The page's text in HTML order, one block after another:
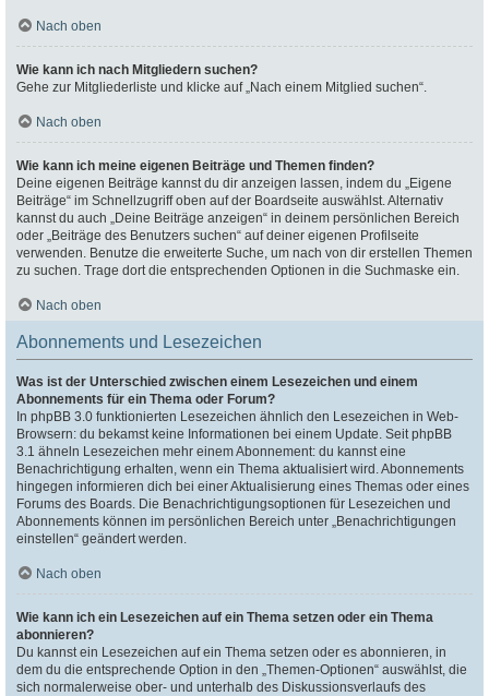
Nach oben
Wie kann ich nach Mitgliedern suchen?
Gehe zur Mitgliederliste und klicke auf „Nach einem Mitglied suchen“.
Nach oben
Wie kann ich meine eigenen Beiträge und Themen finden?
Deine eigenen Beiträge kannst du dir anzeigen lassen, indem du „Eigene
Beiträge“ im Schnellzugriff oben auf der Boardseite auswählst. Alternativ
kannst du auch „Deine Beiträge anzeigen“ in deinem persönlichen Bereich
oder „Beiträge des Benutzers suchen“ auf deiner eigenen Profilseite
verwenden. Benutze die erweiterte Suche, um nach von dir erstellen Themen
zu suchen. Trage dort die entsprechenden Optionen in die Suchmaske ein.
Nach oben
Abonnements und Lesezeichen
Was ist der Unterschied zwischen einem Lesezeichen und einem
Abonnements für ein Thema oder Forum?
In phpBB 3.0 funktionierten Lesezeichen ähnlich den Lesezeichen in Web-
Browsern: du bekamst keine Informationen bei einem Update. Seit phpBB
3.1 ähneln Lesezeichen mehr einem Abonnement: du kannst eine
Benachrichtigung erhalten, wenn ein Thema aktualisiert wird. Abonnements
hingegen informieren dich bei einer Aktualisierung eines Themas oder eines
Forums des Boards. Die Benachrichtigungsoptionen für Lesezeichen und
Abonnements können im persönlichen Bereich unter „Benachrichtigungen
einstellen“ geändert werden.
Nach oben
Wie kann ich ein Lesezeichen auf ein Thema setzen oder ein Thema
abonnieren?
Du kannst ein Lesezeichen auf ein Thema setzen oder es abonnieren, in
dem du die entsprechende Option in den „Themen-Optionen“ auswählst, die
sich normalerweise ober- und unterhalb des Diskussionsverlaufs des